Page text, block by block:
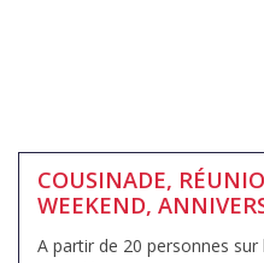
COUSINADE,
WEEKEND,
A partir de 20 personnes